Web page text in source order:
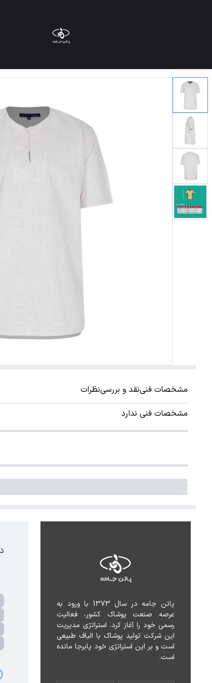
مشخصات فنینقد و بررسینظرات
مشخصات فنی ندارد
است.